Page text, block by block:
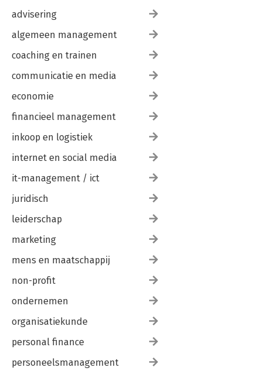
advisering
algemeen management
coaching en trainen
communicatie en media
economie
financieel management
inkoop en logistiek
internet en social media
it-management / ict
juridisch
leiderschap
marketing
mens en maatschappij
non-profit
ondernemen
organisatiekunde
personal finance
personeelsmanagement